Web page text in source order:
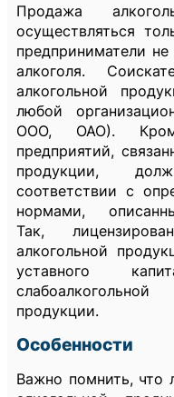
Продажа
осуществляться
предприниматели
алкоголя.
алкогольной
любой
ООО, ОАО).
предприятий,
продукции,
соответствии с
нормами,
Так,
алкогольной
уставного
продукции.
Особенности
Важно помнить, что